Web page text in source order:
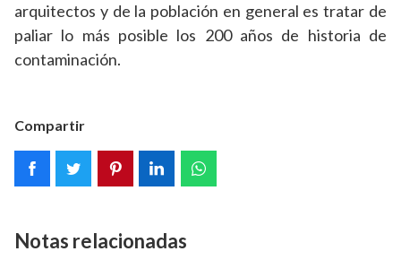
arquitectos y de la población en general es tratar de
paliar lo más posible los 200 años de historia de
contaminación.
Compartir
Notas relacionadas